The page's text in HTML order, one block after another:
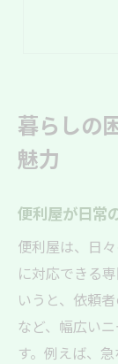
地
日常の
便
便
便
安心
幅広い
暮らしの
魅力
便利屋が日常
便利屋は、日
に対応できる
いうと、依頼
など、幅広い
す。例えば、